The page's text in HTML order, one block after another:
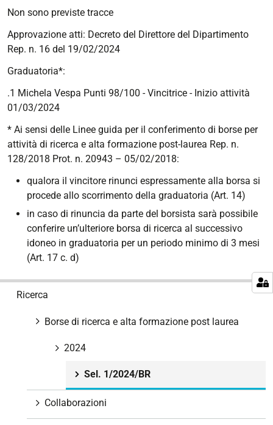
Non sono previste tracce
Approvazione atti: Decreto del Direttore del Dipartimento
Rep. n. 16 del 19/02/2024
Graduatoria*:
.1 Michela Vespa Punti 98/100 - Vincitrice - Inizio attività
01/03/2024
* Ai sensi delle Linee guida per il conferimento di borse per
attività di ricerca e alta formazione post-laurea Rep. n.
128/2018 Prot. n. 20943 – 05/02/2018:
qualora il vincitore rinunci espressamente alla borsa si
procede allo scorrimento della graduatoria (Art. 14)
in caso di rinuncia da parte del borsista sarà possibile
conferire un’ulteriore borsa di ricerca al successivo
idoneo in graduatoria per un periodo minimo di 3 mesi
(Art. 17 c. d)
Ricerca
Borse di ricerca e alta formazione post laurea
2024
Sel. 1/2024/BR
Collaborazioni